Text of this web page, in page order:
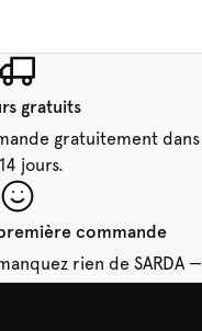
gratuits
gratuitement dans
jours.
commande
rien de SARDA —
vous attend déjà !